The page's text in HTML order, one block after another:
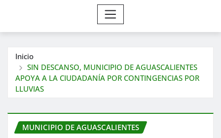
Inicio
SIN DESCANSO, MUNICIPIO DE AGUASCALIENTES
APOYA A LA CIUDADANÍA POR CONTINGENCIAS POR
LLUVIAS
MUNICIPIO DE AGUASCALIENTES